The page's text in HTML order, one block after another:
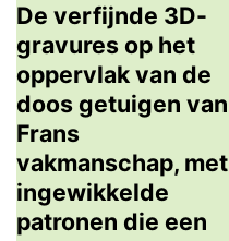
De verfijnde 3D-
gravures op het
oppervlak van de
doos getuigen van
Frans
vakmanschap, met
ingewikkelde
patronen die een